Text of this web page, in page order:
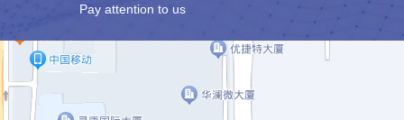
Pay attention to us